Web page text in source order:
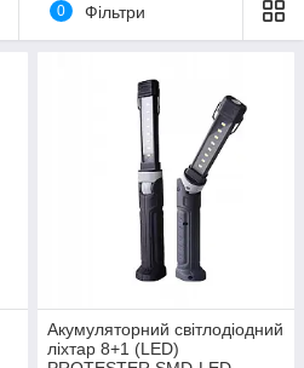
0 Фільтри
Акумуляторний світлодіодний
ліхтар 8+1 (LED)